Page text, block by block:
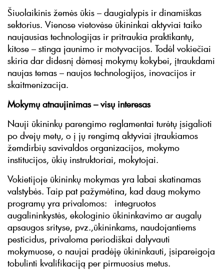
Šiuolaikinis žemės ūkis – daugialypis ir dinamiškas
sektorius. Vienose vietovėse ūkininkai aktyviai taiko
naujausias technologijas ir pritraukia praktikantų,
kitose – stinga jaunimo ir motyvacijos. Todėl vokiečiai
skiria dar didesnį dėmesį mokymų kokybei, įtraukdami
naujas temas – naujos technologijos, inovacijos ir
skaitmenizacija.
Mokymų atnaujinimas – visų interesas
Nauji ūkininkų parengimo reglamentai turėtų įsigalioti
po dvejų metų, o į jų rengimą aktyviai įtraukiamos
žemdirbių savivaldos organizacijos, mokymo
institucijos, ūkių instruktoriai, mokytojai.
Vokietijoje ūkininkų mokymas yra labai skatinamas
valstybės. Taip pat pažymėtina, kad daug mokymo
programų yra privalomos: integruotos
augalininkystės, ekologinio ūkininkavimo ar augalų
apsaugos srityse, pvz.,ūkininkams, naudojantiems
pesticidus, privaloma periodiškai dalyvauti
mokymuose, o naujai pradėję ūkininkauti, įsipareigoja
tobulinti kvalifikaciją per pirmuosius metus.